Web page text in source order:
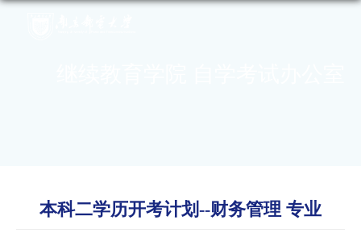
本科二学历开考计划--财务管理 专业